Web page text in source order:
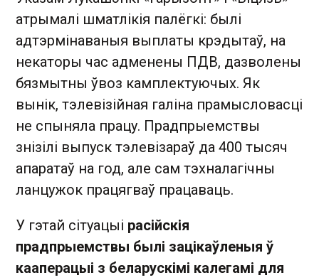
атрымалі шматлікія палёгкі: былі
адтэрмінаваныя выплаты крэдытаў, на
некаторы час адменены ПДВ, дазволены
бязмытны ўвоз камплектуючых. Як
вынік, тэлевізійная галіна прамысловасці
не спыняла працу. Прадпрыемствы
знізілі выпуск тэлевізараў да 400 тысяч
апаратаў на год, але сам тэхналагічны
ланцужок працягваў працаваць.
У гэтай сітуацыі расійскія
прадпрыемствы былі зацікаўленыя ў
кааперацыі з беларускімі калегамі для